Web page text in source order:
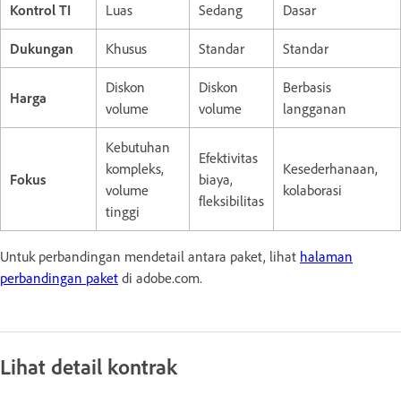
Kontrol TI Luas Sedang Dasar
Dukungan Khusus Standar Standar
Harga
Diskon
volume
Diskon
volume
Berbasis
langganan
Fokus
Kebutuhan
kompleks,
volume
tinggi
Efektivitas
biaya,
fleksibilitas
Kesederhanaan,
kolaborasi
Untuk perbandingan mendetail antara paket, lihat halaman
perbandingan paket di adobe.com.
Lihat detail kontrak